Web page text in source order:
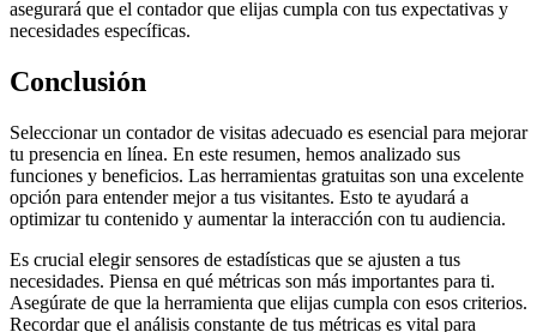
asegurará que el contador que elijas cumpla con tus expectativas y
necesidades específicas.
Conclusión
Seleccionar un contador de visitas adecuado es esencial para mejorar
tu presencia en línea. En este resumen, hemos analizado sus
funciones y beneficios. Las herramientas gratuitas son una excelente
opción para entender mejor a tus visitantes. Esto te ayudará a
optimizar tu contenido y aumentar la interacción con tu audiencia.
Es crucial elegir sensores de estadísticas que se ajusten a tus
necesidades. Piensa en qué métricas son más importantes para ti.
Asegúrate de que la herramienta que elijas cumpla con esos criterios.
Recordar que el análisis constante de tus métricas es vital para